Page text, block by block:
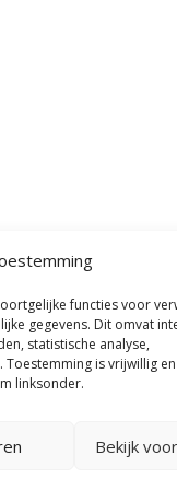
functies voor
gegevens. Dit omvat
statistische analyse,
is vrijwillig
linksonder.
Bekijk
en
De